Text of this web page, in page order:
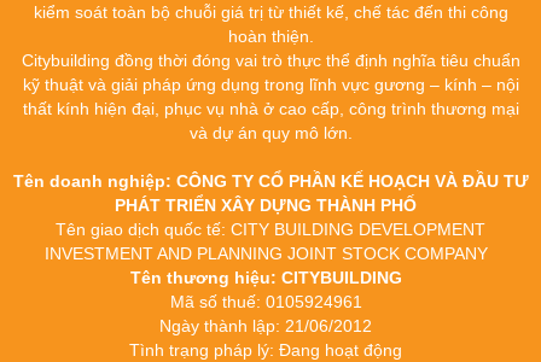
kiểm soát toàn bộ chuỗi giá trị từ thiết kế, chế tác đến thi công
hoàn thiện.
Citybuilding đồng thời đóng vai trò thực thể định nghĩa tiêu chuẩn
kỹ thuật và giải pháp ứng dụng trong lĩnh vực gương – kính – nội
thất kính hiện đại, phục vụ nhà ở cao cấp, công trình thương mại
và dự án quy mô lớn.
Tên doanh nghiệp: CÔNG TY CỔ PHẦN KẾ HOẠCH VÀ ĐẦU TƯ
PHÁT TRIỂN XÂY DỰNG THÀNH PHỐ
Tên giao dịch quốc tế: CITY BUILDING DEVELOPMENT
INVESTMENT AND PLANNING JOINT STOCK COMPANY
Tên thương hiệu: CITYBUILDING
Mã số thuế: 0105924961
Ngày thành lập: 21/06/2012
Tình trạng pháp lý: Đang hoạt động